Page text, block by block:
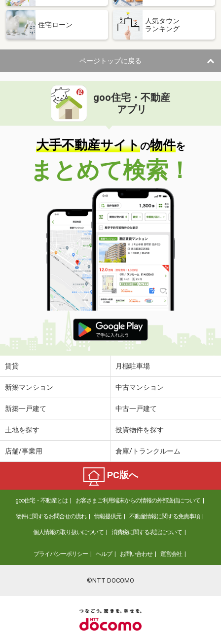
住宅ローン
人気タウン
ランキング
ページトップに戻る
goo住宅・不動産
アプリ
大手不動産サイトの物件を
まとめて検索！
賃貸 月極駐車場
新築マンション 中古マンション
新築一戸建て 中古一戸建て
土地を探す 投資物件を探す
店舗/事業用 倉庫/トランクルーム
PC版へ
goo住宅・不動産とは お客さまご利用端末からの情報の外部送信について
物件に関するお問合せの流れ 情報提供元 不動産情報に関する免責事項
個人情報の取り扱いについて 消費税に関する表記について
プライバシーポリシー ヘルプ お問い合わせ 運営会社
©NTT DOCOMO